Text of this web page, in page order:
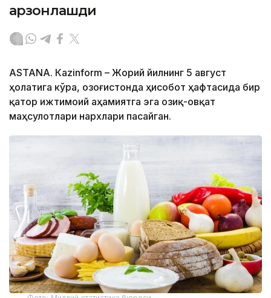
арзонлашди
ASTANА. Кazinform – Жорий йилнинг 5 август
ҳолатига кўра, Қозоғистонда ҳисобот ҳафтасида бир
қатор ижтимоий аҳамиятга эга озиқ-овқат
маҳсулотлари нархлари пасайган.